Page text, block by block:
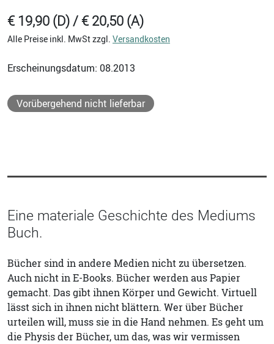
€ 19,90 (D) / € 20,50 (A)
Alle Preise inkl. MwSt zzgl. Versandkosten
Erscheinungsdatum: 08.2013
Vorübergehend nicht lieferbar
Eine materiale Geschichte des Mediums
Buch.
Bücher sind in andere Medien nicht zu übersetzen.
Auch nicht in E-Books. Bücher werden aus Papier
gemacht. Das gibt ihnen Körper und Gewicht. Virtuell
lässt sich in ihnen nicht blättern. Wer über Bücher
urteilen will, muss sie in die Hand nehmen. Es geht um
die Physis der Bücher, um das, was wir vermissen